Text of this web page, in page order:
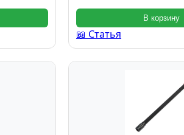
В корзину
📖 Статья